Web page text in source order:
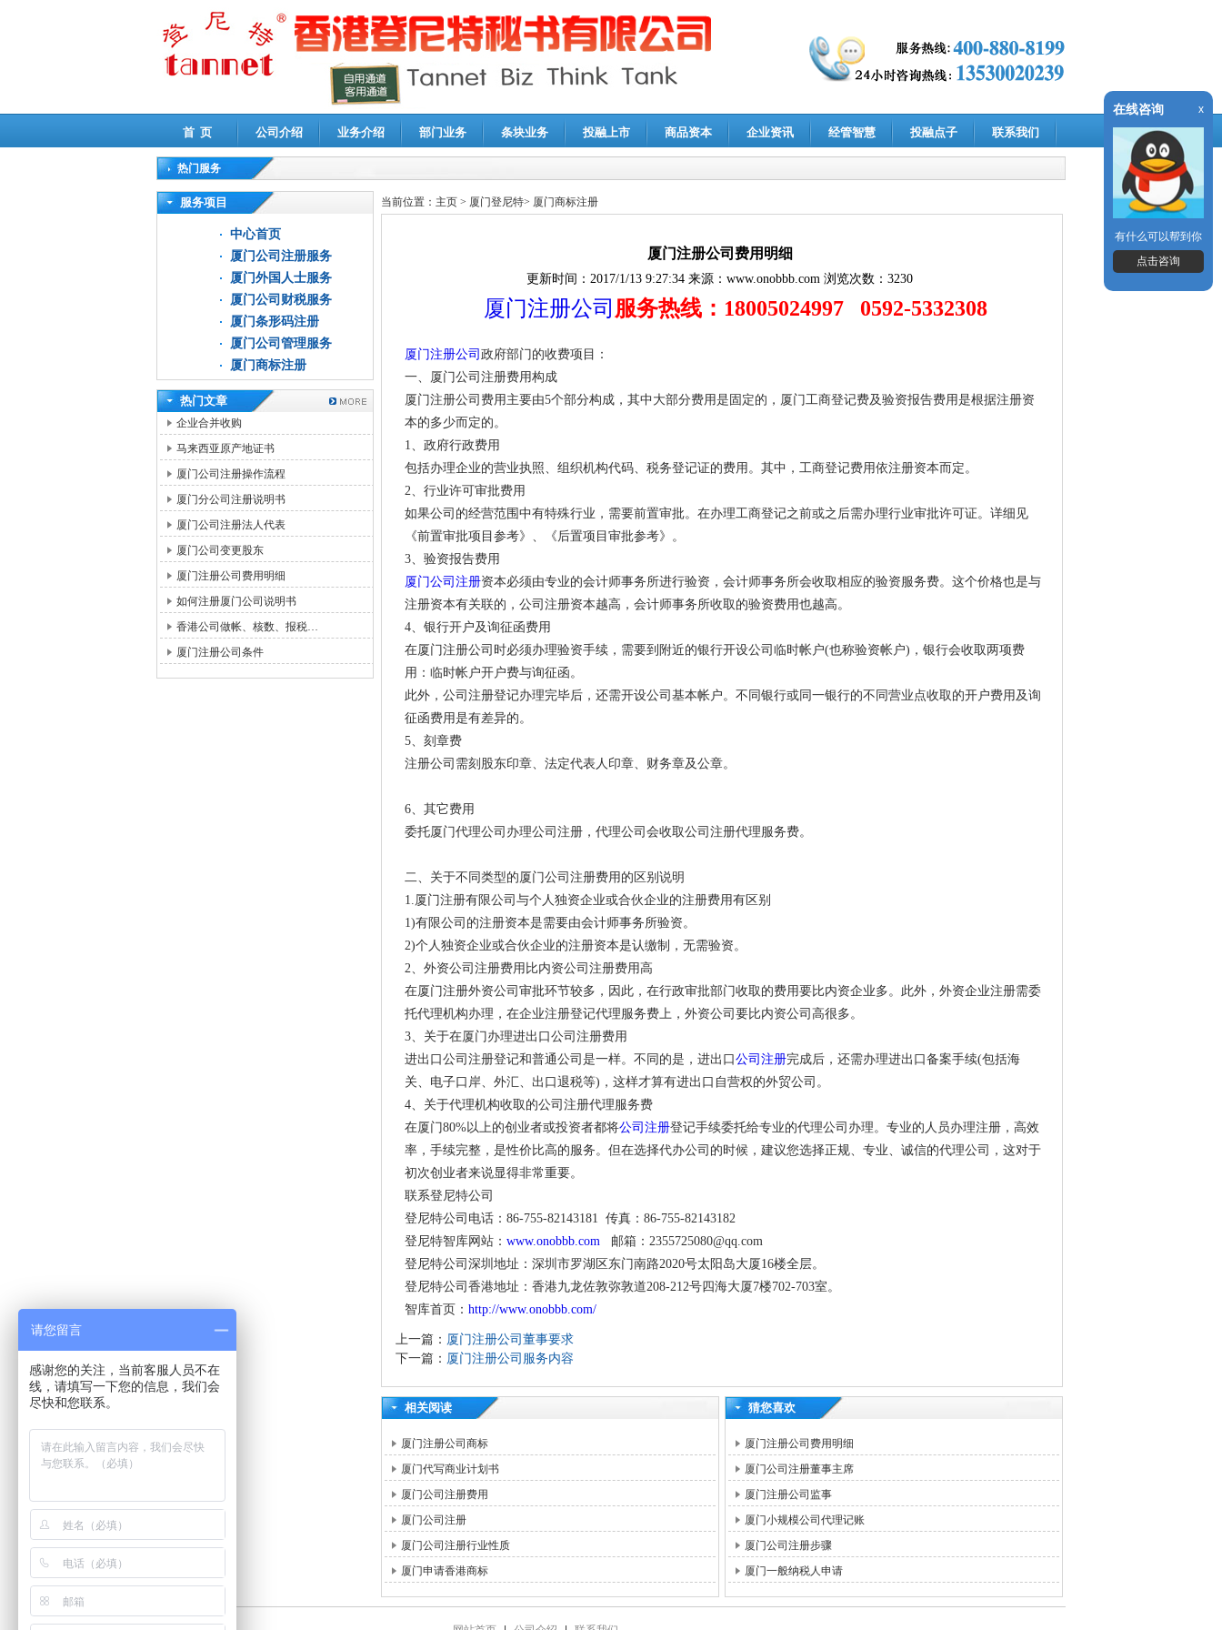
首 页 公司介绍 业务介绍 部门业务 条块业务 投融上市 商品资本 企业资讯 经管智慧 投融点子 联系我们
热门服务
高新技术企业认定审计|企业所得税汇算清缴申报鉴证
服务项目
中心首页
厦门公司注册服务
厦门外国人士服务
厦门公司财税服务
厦门条形码注册
厦门公司管理服务
厦门商标注册
热门文章
企业合并收购
马来西亚原产地证书
厦门公司注册操作流程
厦门分公司注册说明书
厦门公司注册法人代表
厦门公司变更股东
厦门注册公司费用明细
如何注册厦门公司说明书
香港公司做帐、核数、报税…
厦门注册公司条件
当前位置： 主页 > 厦门登尼特> 厦门商标注册
厦门注册公司费用明细
更新时间： 2017/1/13 9:27:34 来源： www.onobbb.com 浏览次数：3230
厦门注册公司 服务热线：18005024997 0592-5332308
厦门注册公司 政府部门的收费项目：
一、厦门公司注册费用构成
厦门注册公司费用主要由5个部分构成，其中大部分费用是固定的，厦门工商登记费及验资报告费用是根据注册资
本的多少而定的。
1、政府行政费用
包括办理企业的营业执照、组织机构代码、税务登记证的费用。其中，工商登记费用依注册资本而定。
2、行业许可审批费用
如果公司的经营范围中有特殊行业，需要前置审批。在办理工商登记之前或之后需办理行业审批许可证。详细见
《前置审批项目参考》、《后置项目审批参考》。
3、验资报告费用
厦门公司注册资本必须由专业的会计师事务所进行验资，会计师事务所会收取相应的验资服务费。这个价格也是与
注册资本有关联的，公司注册资本越高，会计师事务所收取的验资费用也越高。
4、银行开户及询征函费用
在厦门注册公司时必须办理验资手续，需要到附近的银行开设公司临时帐户(也称验资帐户)，银行会收取两项费
用：临时帐户开户费与询征函。
此外，公司注册登记办理完毕后，还需开设公司基本帐户。不同银行或同一银行的不同营业点收取的开户费用及询
征函费用是有差异的。
5、刻章费
注册公司需刻股东印章、法定代表人印章、财务章及公章。
6、其它费用
委托厦门代理公司办理公司注册，代理公司会收取公司注册代理服务费。
二、关于不同类型的厦门公司注册费用的区别说明
1.厦门注册有限公司与个人独资企业或合伙企业的注册费用有区别
1)有限公司的注册资本是需要由会计师事务所验资。
2)个人独资企业或合伙企业的注册资本是认缴制，无需验资。
2、外资公司注册费用比内资公司注册费用高
在厦门注册外资公司审批环节较多，因此，在行政审批部门收取的费用要比内资企业多。此外，外资企业注册需委
托代理机构办理，在企业注册登记代理服务费上，外资公司要比内资公司高很多。
3、关于在厦门办理进出口公司注册费用
进出口公司注册登记和普通公司是一样。不同的是，进出口 公司注册完成后，还需办理进出口备案手续(包括海
关、电子口岸、外汇、出口退税等)，这样才算有进出口自营权的外贸公司。
4、关于代理机构收取的公司注册代理服务费
在厦门80%以上的创业者或投资者都将公司注册登记手续委托给专业的代理公司办理。专业的人员办理注册，高效
率，手续完整，是性价比高的服务。但在选择代办公司的时候，建议您选择正规、专业、诚信的代理公司，这对于
初次创业者来说显得非常重要。
联系登尼特公司
登尼特公司电话：86-755-82143181 传真：86-755-82143182
登尼特智库网站： www.onobbb.com
邮箱：2355725080@qq.com
登尼特公司深圳地址：深圳市罗湖区东门南路2020号太阳岛大厦16楼全层。
登尼特公司香港地址：香港九龙佐敦弥敦道208-212号四海大厦7楼702-703室。
智库首页： http://www.onobbb.com/
上一篇： 厦门注册公司董事要求
下一篇： 厦门注册公司服务内容
相关阅读
厦门注册公司商标
厦门代写商业计划书
厦门公司注册费用
厦门公司注册
厦门公司注册行业性质
厦门申请香港商标
猜您喜欢
厦门注册公司费用明细
厦门公司注册董事主席
厦门注册公司监事
厦门小规模公司代理记账
厦门公司注册步骤
厦门一般纳税人申请
在线咨询 x
有什么可以帮到你
点击咨询
请您留言
感谢您的关注，当前客服人员不在
线，请填写一下您的信息，我们会
尽快和您联系。